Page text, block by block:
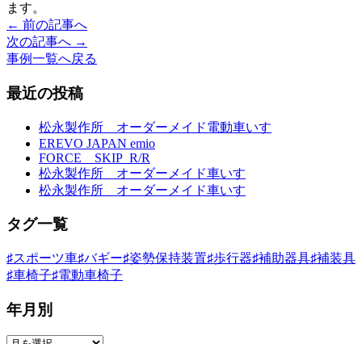
ます。
投
稿
ナ
ビ
ン
← 前の記事へ
次の記事へ →
事例一覧へ戻る
最近の投稿
松永製作所 オーダーメイド電動車いす
EREVO JAPAN emio
FORCE SKIP_R/R
松永製作所 オーダーメイド車いす
松永製作所 オーダーメイド車いす
タグ一覧
♯スポーツ車♯バギー♯姿勢保持装置♯歩行器♯補助器具♯補装具
♯車椅子♯電動車椅子
年月別